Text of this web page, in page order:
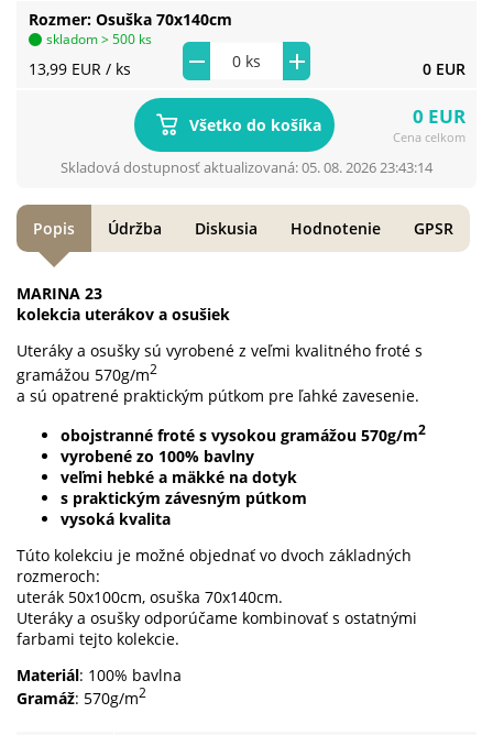
Rozmer Osuška 70x140cm
13,99 EUR / ks 0 EUR
skladom > 500 ks
Všetko do košíka 0 EUR
Cena celkom
Skladová dostupnosť aktualizovaná: 05. 08. 2026 23:43:14
MARINA 23
kolekcia uterákov a osušiek
Uteráky a osušky sú vyrobené z veľmi kvalitného froté s
gramážou 570g/m2
a sú opatrené praktickým pútkom pre ľahké zavesenie.
obojstranné froté s vysokou gramážou 570g/m2
vyrobené zo 100% bavlny
veľmi hebké a mäkké na dotyk
s praktickým závesným pútkom
vysoká kvalita
Túto kolekciu je možné objednať vo dvoch základných
rozmeroch:
uterák 50x100cm, osuška 70x140cm.
Uteráky a osušky odporúčame kombinovať s ostatnými
farbami tejto kolekcie.
Materiál: 100% bavlna
Gramáž: 570g/m2
Popis Údržba Diskusia Hodnotenie GPSR